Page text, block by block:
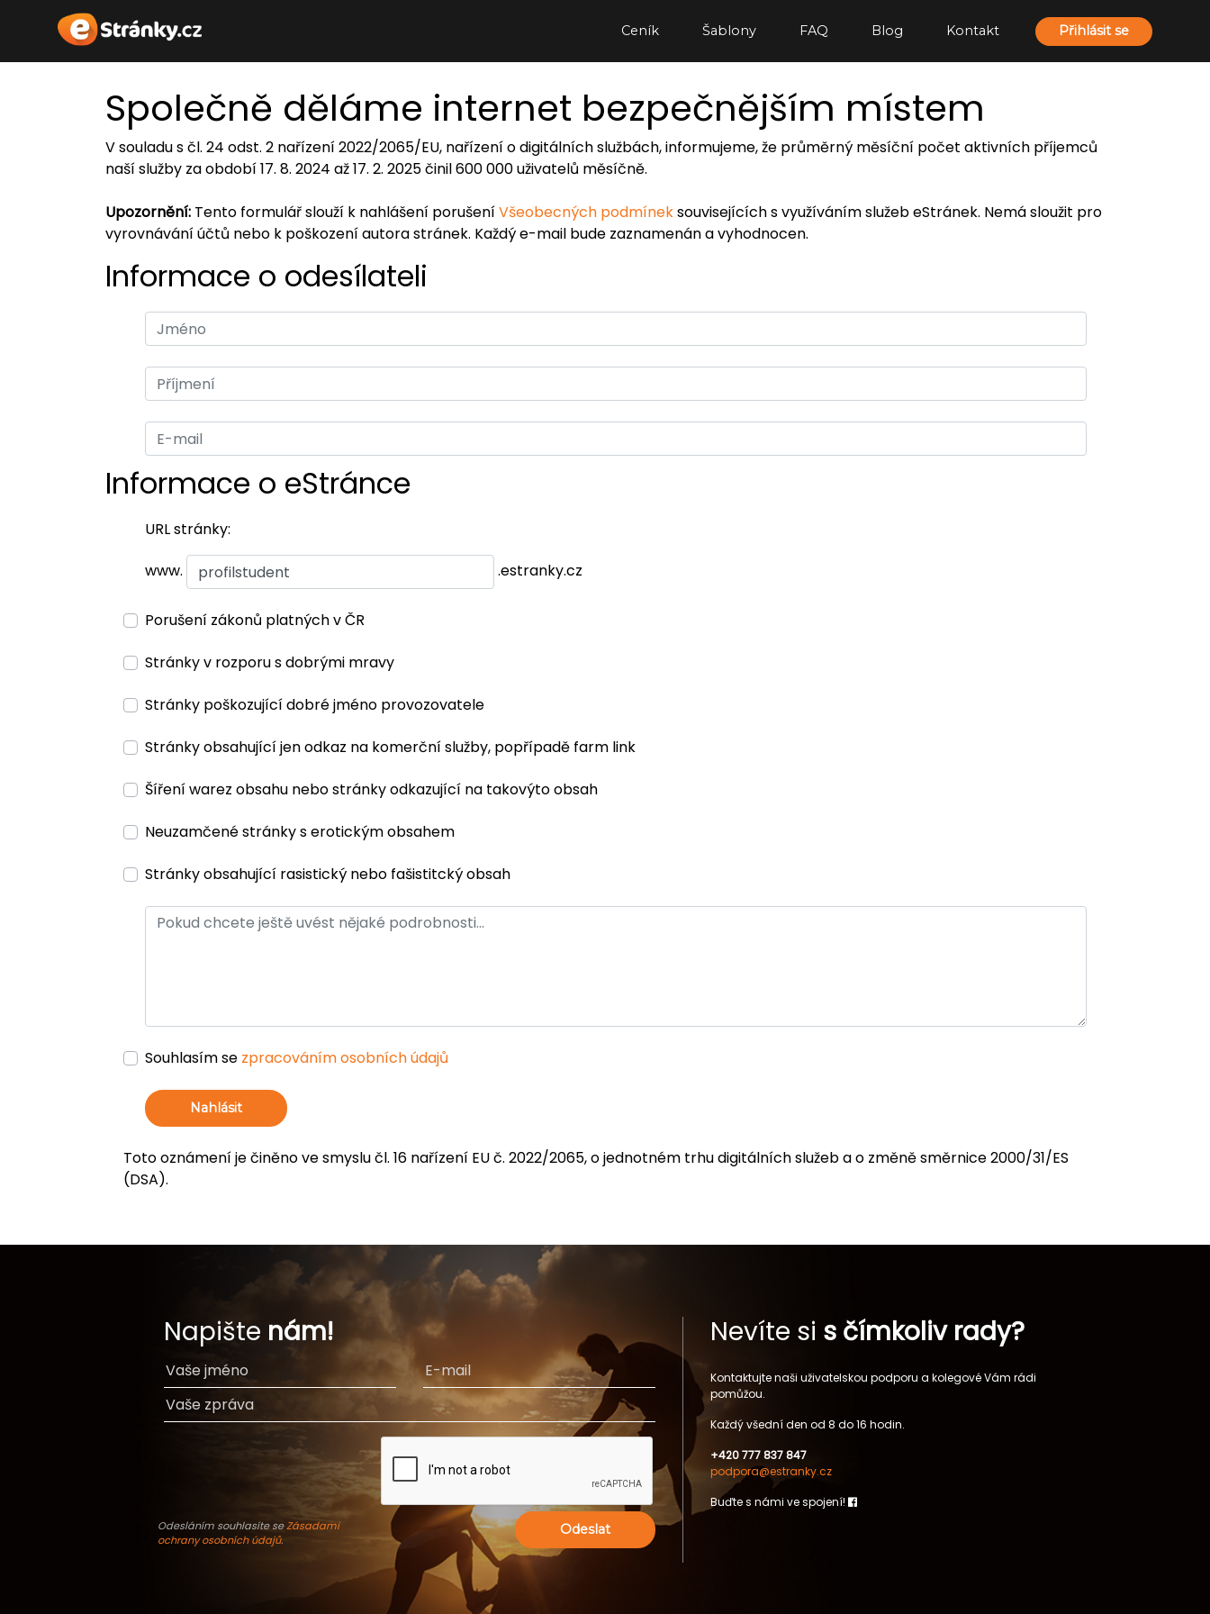
Ceník Šablony FAQ Blog Kontakt Přihlásit se
Společně děláme internet bezpečnějším místem
V souladu s čl. 24 odst. 2 nařízení 2022/2065/EU, nařízení o digitálních službách, informujeme, že průměrný měsíční počet aktivních příjemců
naší služby za období 17. 8. 2024 až 17. 2. 2025 činil 600 000 uživatelů měsíčně.
Upozornění: Tento formulář slouží k nahlášení porušeníVšeobecných podmíneksouvisejících s využíváním služeb eStránek. Nemá sloužit pro
vyrovnávání účtů nebo k poškození autora stránek. Každý e-mail bude zaznamenán a vyhodnocen.
Informace o odesílateli
Informace o eStránce
URL stránky:
www. .estranky.cz
Porušení zákonů platných v ČR
Stránky v rozporu s dobrými mravy
Stránky poškozující dobré jméno provozovatele
Stránky obsahující jen odkaz na komerční služby, popřípadě farm link
Šíření warez obsahu nebo stránky odkazující na takovýto obsah
Neuzamčené stránky s erotickým obsahem
Stránky obsahující rasistický nebo fašistitcký obsah
Souhlasím se zpracováním osobních údajů
Nahlásit
Toto oznámení je činěno ve smyslu čl. 16 nařízení EU č. 2022/2065, o jednotném trhu digitálních služeb a o změně směrnice 2000/31/ES
(DSA).
Napište nám!
Odesláním souhlasíte seZásadami
ochrany osobních údajů.
Odeslat
Nevíte si s čímkoliv rady?
Kontaktujte naši uživatelskou podporu a kolegové Vám rádi
pomůžou.
Každý všední den od 8 do 16 hodin.
+420 777 837 847
podpora@estranky.cz
Buďte s námi ve spojení!